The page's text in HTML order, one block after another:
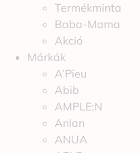
Termékminta
Baba-Mama
Akció
Márkák
A’Pieu
Abib
AMPLE:N
Anlan
ANUA